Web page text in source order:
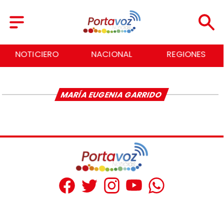
NOTICIERO NACIONAL REGIONES
MARÍA EUGENIA GARRIDO